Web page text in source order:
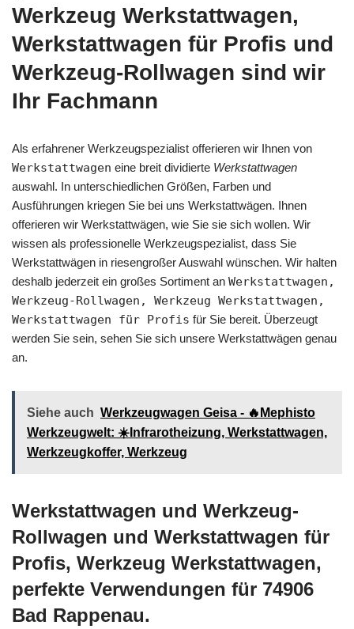
Werkzeug Werkstattwagen,
Werkstattwagen für Profis und
Werkzeug-Rollwagen sind wir
Ihr Fachmann
Als erfahrener Werkzeugspezialist offerieren wir Ihnen von
Werkstattwagen eine breit dividierte Werkstattwagen
auswahl. In unterschiedlichen Größen, Farben und
Ausführungen kriegen Sie bei uns Werkstattwägen. Ihnen
offerieren wir Werkstattwägen, wie Sie sie sich wollen. Wir
wissen als professionelle Werkzeugspezialist, dass Sie
Werkstattwägen in riesengroßer Auswahl wünschen. Wir halten
deshalb jederzeit ein großes Sortiment an Werkstattwagen,
Werkzeug-Rollwagen, Werkzeug Werkstattwagen,
Werkstattwagen für Profis für Sie bereit. Überzeugt
werden Sie sein, sehen Sie sich unsere Werkstattwägen genau
an.
Siehe auch Werkzeugwagen Geisa - 🔥Mephisto
Werkzeugwelt: ☀️Infrarotheizung, Werkstattwagen,
Werkzeugkoffer, Werkzeug
Werkstattwagen und Werkzeug-
Rollwagen und Werkstattwagen für
Profis, Werkzeug Werkstattwagen,
perfekte Verwendungen für 74906
Bad Rappenau.